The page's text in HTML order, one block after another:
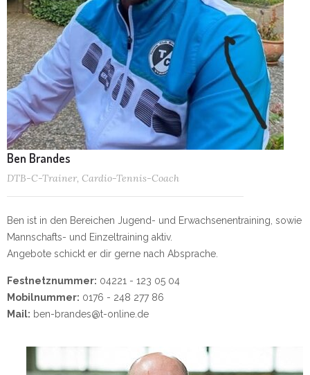
Ben Brandes
DTB-C-Trainer, Cardio-Tennis-Coach
Ben ist in den Bereichen Jugend- und Erwachsenentraining, sowie
Mannschafts- und Einzeltraining aktiv.
Angebote schickt er dir gerne nach Absprache.
Festnetznummer: 04221 - 123 05 04
Mobilnummer: 0176 - 248 277 86
Mail: ben-brandes@t-online.de